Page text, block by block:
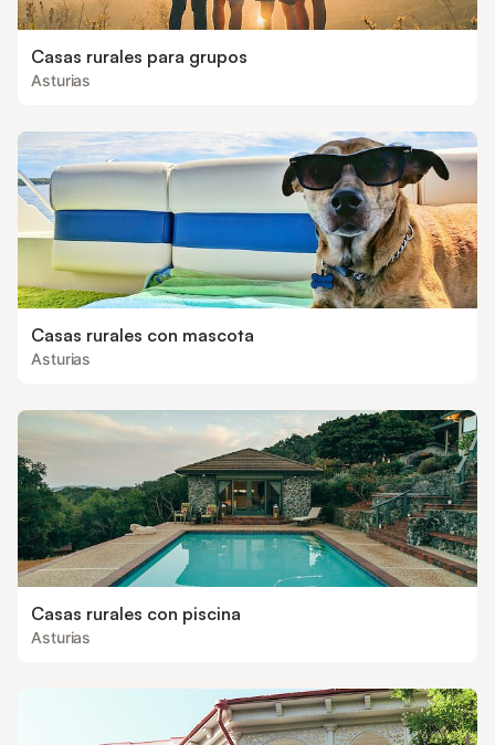
Casas rurales para grupos
Asturias
Casas rurales con mascota
Asturias
Casas rurales con piscina
Asturias